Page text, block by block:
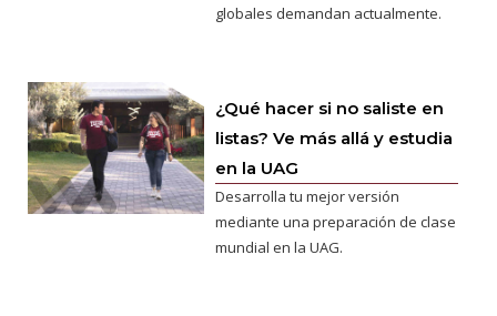
globales demandan actualmente.
¿Qué hacer si no saliste en
listas? Ve más allá y estudia
en la UAG
Desarrolla tu mejor versión
mediante una preparación de clase
mundial en la UAG.